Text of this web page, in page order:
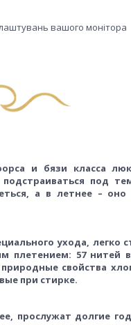
вашого монітора
и бязи класса
под
а в летнее – оно
ухода, легко
плетением: 57 нитей
свойства
при стирке.
прослужат долгие